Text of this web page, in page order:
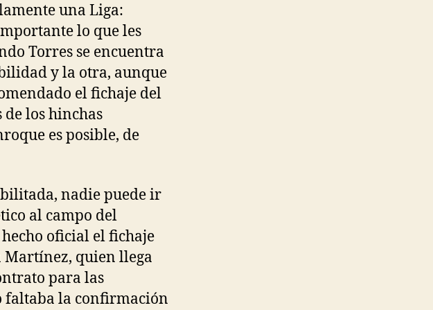
una Liga:
lo que les
Torres se encuentra
y la otra, aunque
el fichaje del
los hinchas
es posible, de
nadie puede ir
al campo del
oficial el fichaje
Martínez, quien llega
para las
faltaba la confirmación